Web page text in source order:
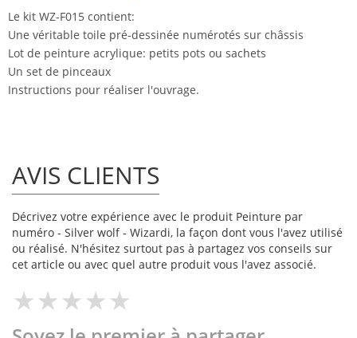
Le kit WZ-F015 contient:
Une véritable toile pré-dessinée numérotés sur châssis
Lot de peinture acrylique: petits pots ou sachets
Un set de pinceaux
Instructions pour réaliser l'ouvrage.
AVIS CLIENTS
Décrivez votre expérience avec le produit Peinture par
numéro - Silver wolf - Wizardi, la façon dont vous l'avez utilisé
ou réalisé. N'hésitez surtout pas à partagez vos conseils sur
cet article ou avec quel autre produit vous l'avez associé.